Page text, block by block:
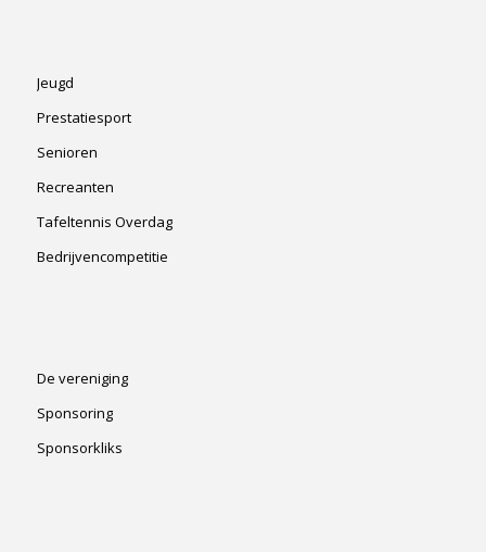
Jeugd
Prestatiesport
Senioren
Recreanten
Tafeltennis Overdag
Bedrijvencompetitie
De vereniging
Sponsoring
Sponsorkliks